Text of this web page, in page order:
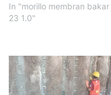
In "morillo membran bakar
23 1.0"